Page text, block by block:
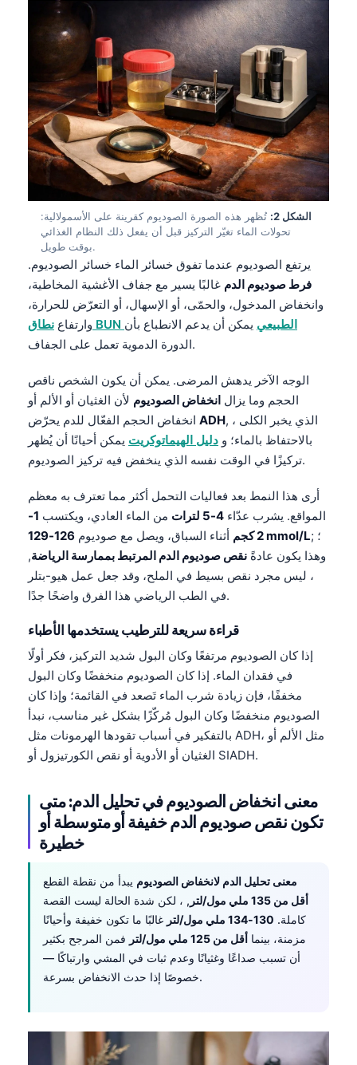
الشكل 2:
تُظهر هذه الصورة الصوديوم كقرينة على الأسمولالية:
تحولات الماء تغيّر التركيز قبل أن يفعل ذلك النظام الغذائي
بوقت طويل.
يرتفع الصوديوم عندما تفوق خسائر الماء خسائر الصوديوم.
فرط صوديوم الدم غالبًا يسير مع جفاف الأغشية المخاطية،
وانخفاض المدخول، والحمّى، أو الإسهال، أو التعرّض للحرارة،
وارتفاع
نطاق BUN الطبيعي يمكن أن يدعم الانطباع بأن
الدورة الدموية تعمل على الجفاف.
الوجه الآخر يدهش المرضى. يمكن أن يكون الشخص ناقص
الحجم وما يزال انخفاض الصوديوم لأن الغثيان أو الألم أو
ADH, ، الذي يخبر الكلى
بالاحتفاظ بالماء؛ و دليل الهيماتوكريت يمكن أحيانًا أن يُظهر
تركيزًا في الوقت نفسه الذي ينخفض فيه تركيز الصوديوم.
أرى هذا النمط بعد فعاليات التحمل أكثر مما تعترف به معظم
المواقع. يشرب عدّاء 4-5 لترات من الماء العادي، ويكتسب
1-
2 كجم
أثناء السباق، ويصل مع صوديوم 126-129 mmol/L; ؛
وهذا يكون عادةً نقص صوديوم الدم المرتبط بممارسة الرياضة,
، ليس مجرد نقص بسيط في الملح، وقد جعل عمل هيو-بتلر
في الطب الرياضي هذا الفرق واضحًا جدًا.
قراءة سريعة للترطيب يستخدمها الأطباء
إذا كان الصوديوم مرتفعًا وكان البول شديد التركيز، فكر أولًا
في فقدان الماء. إذا كان الصوديوم منخفضًا وكان البول
مخففًا، فإن زيادة شرب الماء تَصعد في القائمة؛ وإذا كان
الصوديوم منخفضًا وكان البول مُركّزًا بشكل غير مناسب، نبدأ
بالتفكير في أسباب تقودها الهرمونات مثل ADH، مثل الألم أو
الغثيان أو الأدوية أو نقص الكورتيزول أو SIADH.
معنى انخفاض الصوديوم في تحليل الدم: متى
تكون نقص صوديوم الدم خفيفة أو متوسطة أو
خطيرة
معنى تحليل الدم لانخفاض الصوديوم يبدأ من نقطة القطع
أقل من 135 ملي مول/لتر
, ، لكن شدة الحالة ليست القصة
كاملة. 130-134 ملي مول/لتر
غالبًا ما تكون خفيفة وأحيانًا
مزمنة، بينما أقل من 125 ملي مول/لتر
فمن المرجح بكثير
أن تسبب صداعًا وغثيانًا وعدم ثبات في المشي وارتباكًا —
خصوصًا إذا حدث الانخفاض بسرعة.